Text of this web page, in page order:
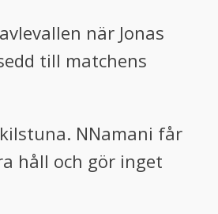
när Jonas
till matchens
NNamani får
håll och gör inget